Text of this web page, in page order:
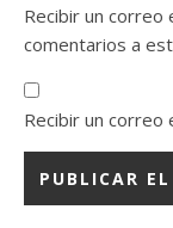
Recibir un correo
comentarios a
Recibir un correo